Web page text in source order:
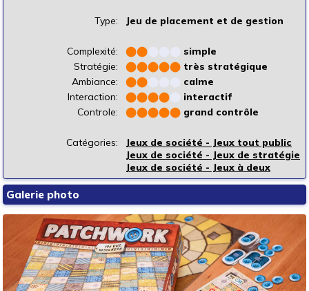
Type: Jeu de placement et de gestion
Complexité: ⬤⬤
simple
Stratégie:
⬤⬤⬤⬤⬤ très stratégique
Ambiance:
⬤⬤
calme
Interaction:
⬤⬤⬤⬤
interactif
Controle:
⬤⬤⬤⬤⬤ grand contrôle
Catégories:
Jeux de société - Jeux tout public
Jeux de société - Jeux de stratégie
Jeux de société - Jeux à deux
Galerie photo